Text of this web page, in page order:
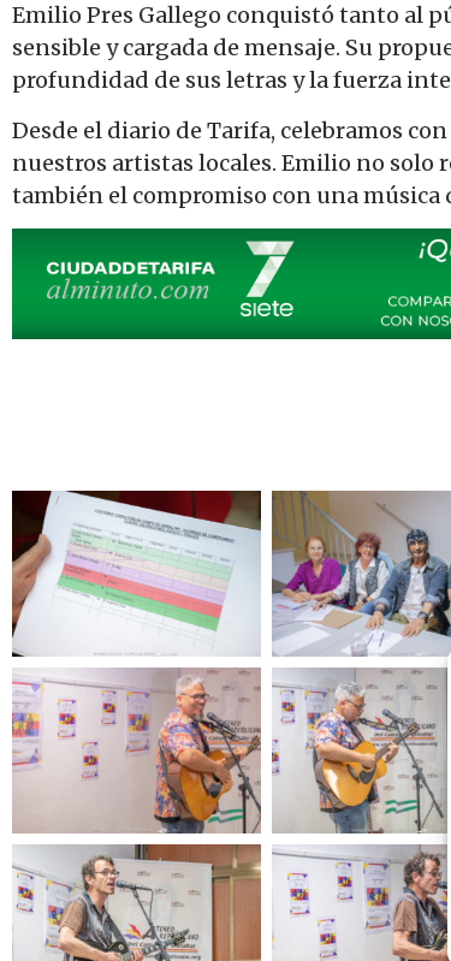
Emilio Pres Gallego conquistó tanto al
sensible y cargada de mensaje. Su
profundidad de sus letras y la fuerza
Desde el diario de Tarifa, celebramos
nuestros artistas locales. Emilio no solo
también el compromiso con una música